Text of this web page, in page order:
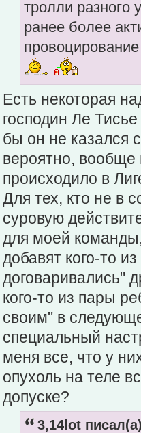
тролли разного
ранее более
Есть некоторая
господин Ле
бы он не казался
вероятно, вообще
происходило в
Для тех, кто не в
суровую
для моей
добавят кого-то
договаривались"
кого-то из пары
своим" в
специальный
меня все, что у
опухоль на теле
допуске?
3,14lot